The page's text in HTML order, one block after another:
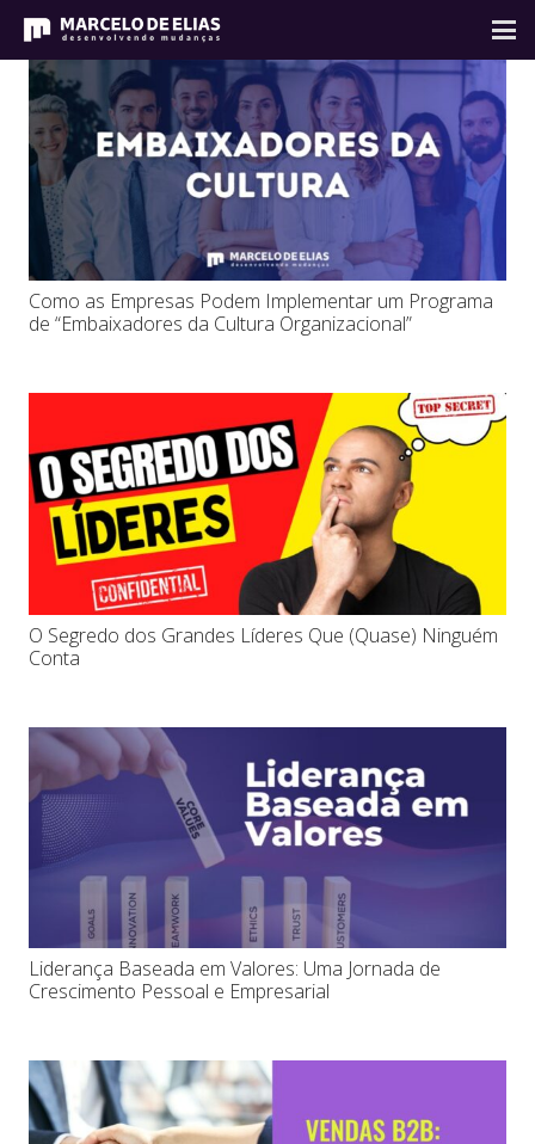
Como as Empresas Podem Implementar um Programa
de “Embaixadores da Cultura Organizacional”
O Segredo dos Grandes Líderes Que (Quase) Ninguém
Conta
Liderança Baseada em Valores: Uma Jornada de
Crescimento Pessoal e Empresarial